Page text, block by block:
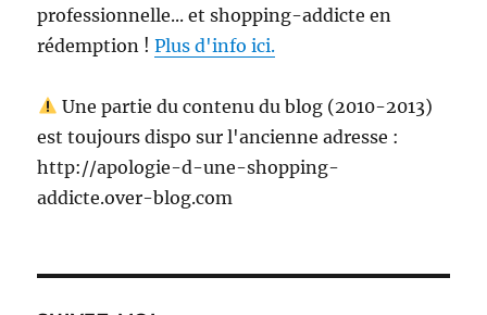
professionnelle... et shopping-addicte en
rédemption !Plus d'info ici.
Une partie du contenu du blog (2010-2013)
est toujours dispo sur l'ancienne adresse :
http://apologie-d-une-shopping-
addicte.over-blog.com